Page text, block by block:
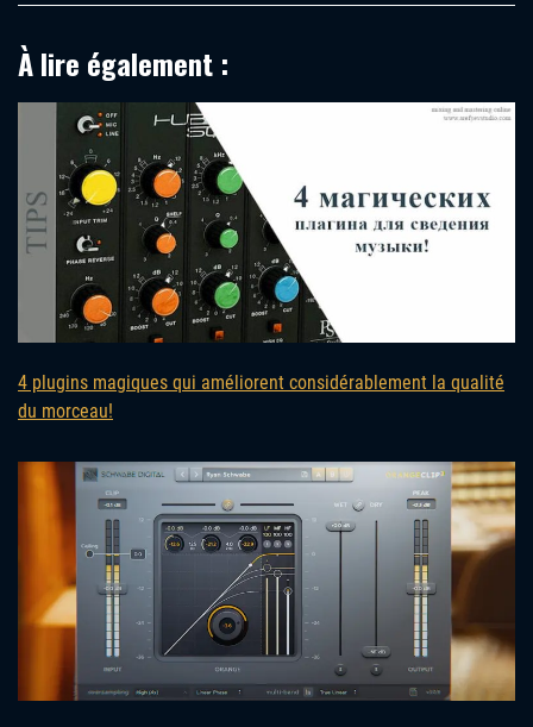
À lire également :
4 plugins magiques qui améliorent considérablement la qualité
du morceau!